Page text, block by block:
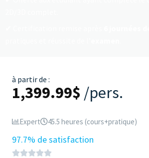
à partir de :
1,399.99$ /pers.
Expert 45.5 heures (cours+pratique)
97.7% de satisfaction